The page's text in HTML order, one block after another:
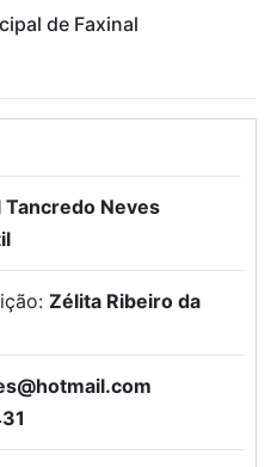
de Faxinal
Tancredo Neves
Zélita Ribeiro da